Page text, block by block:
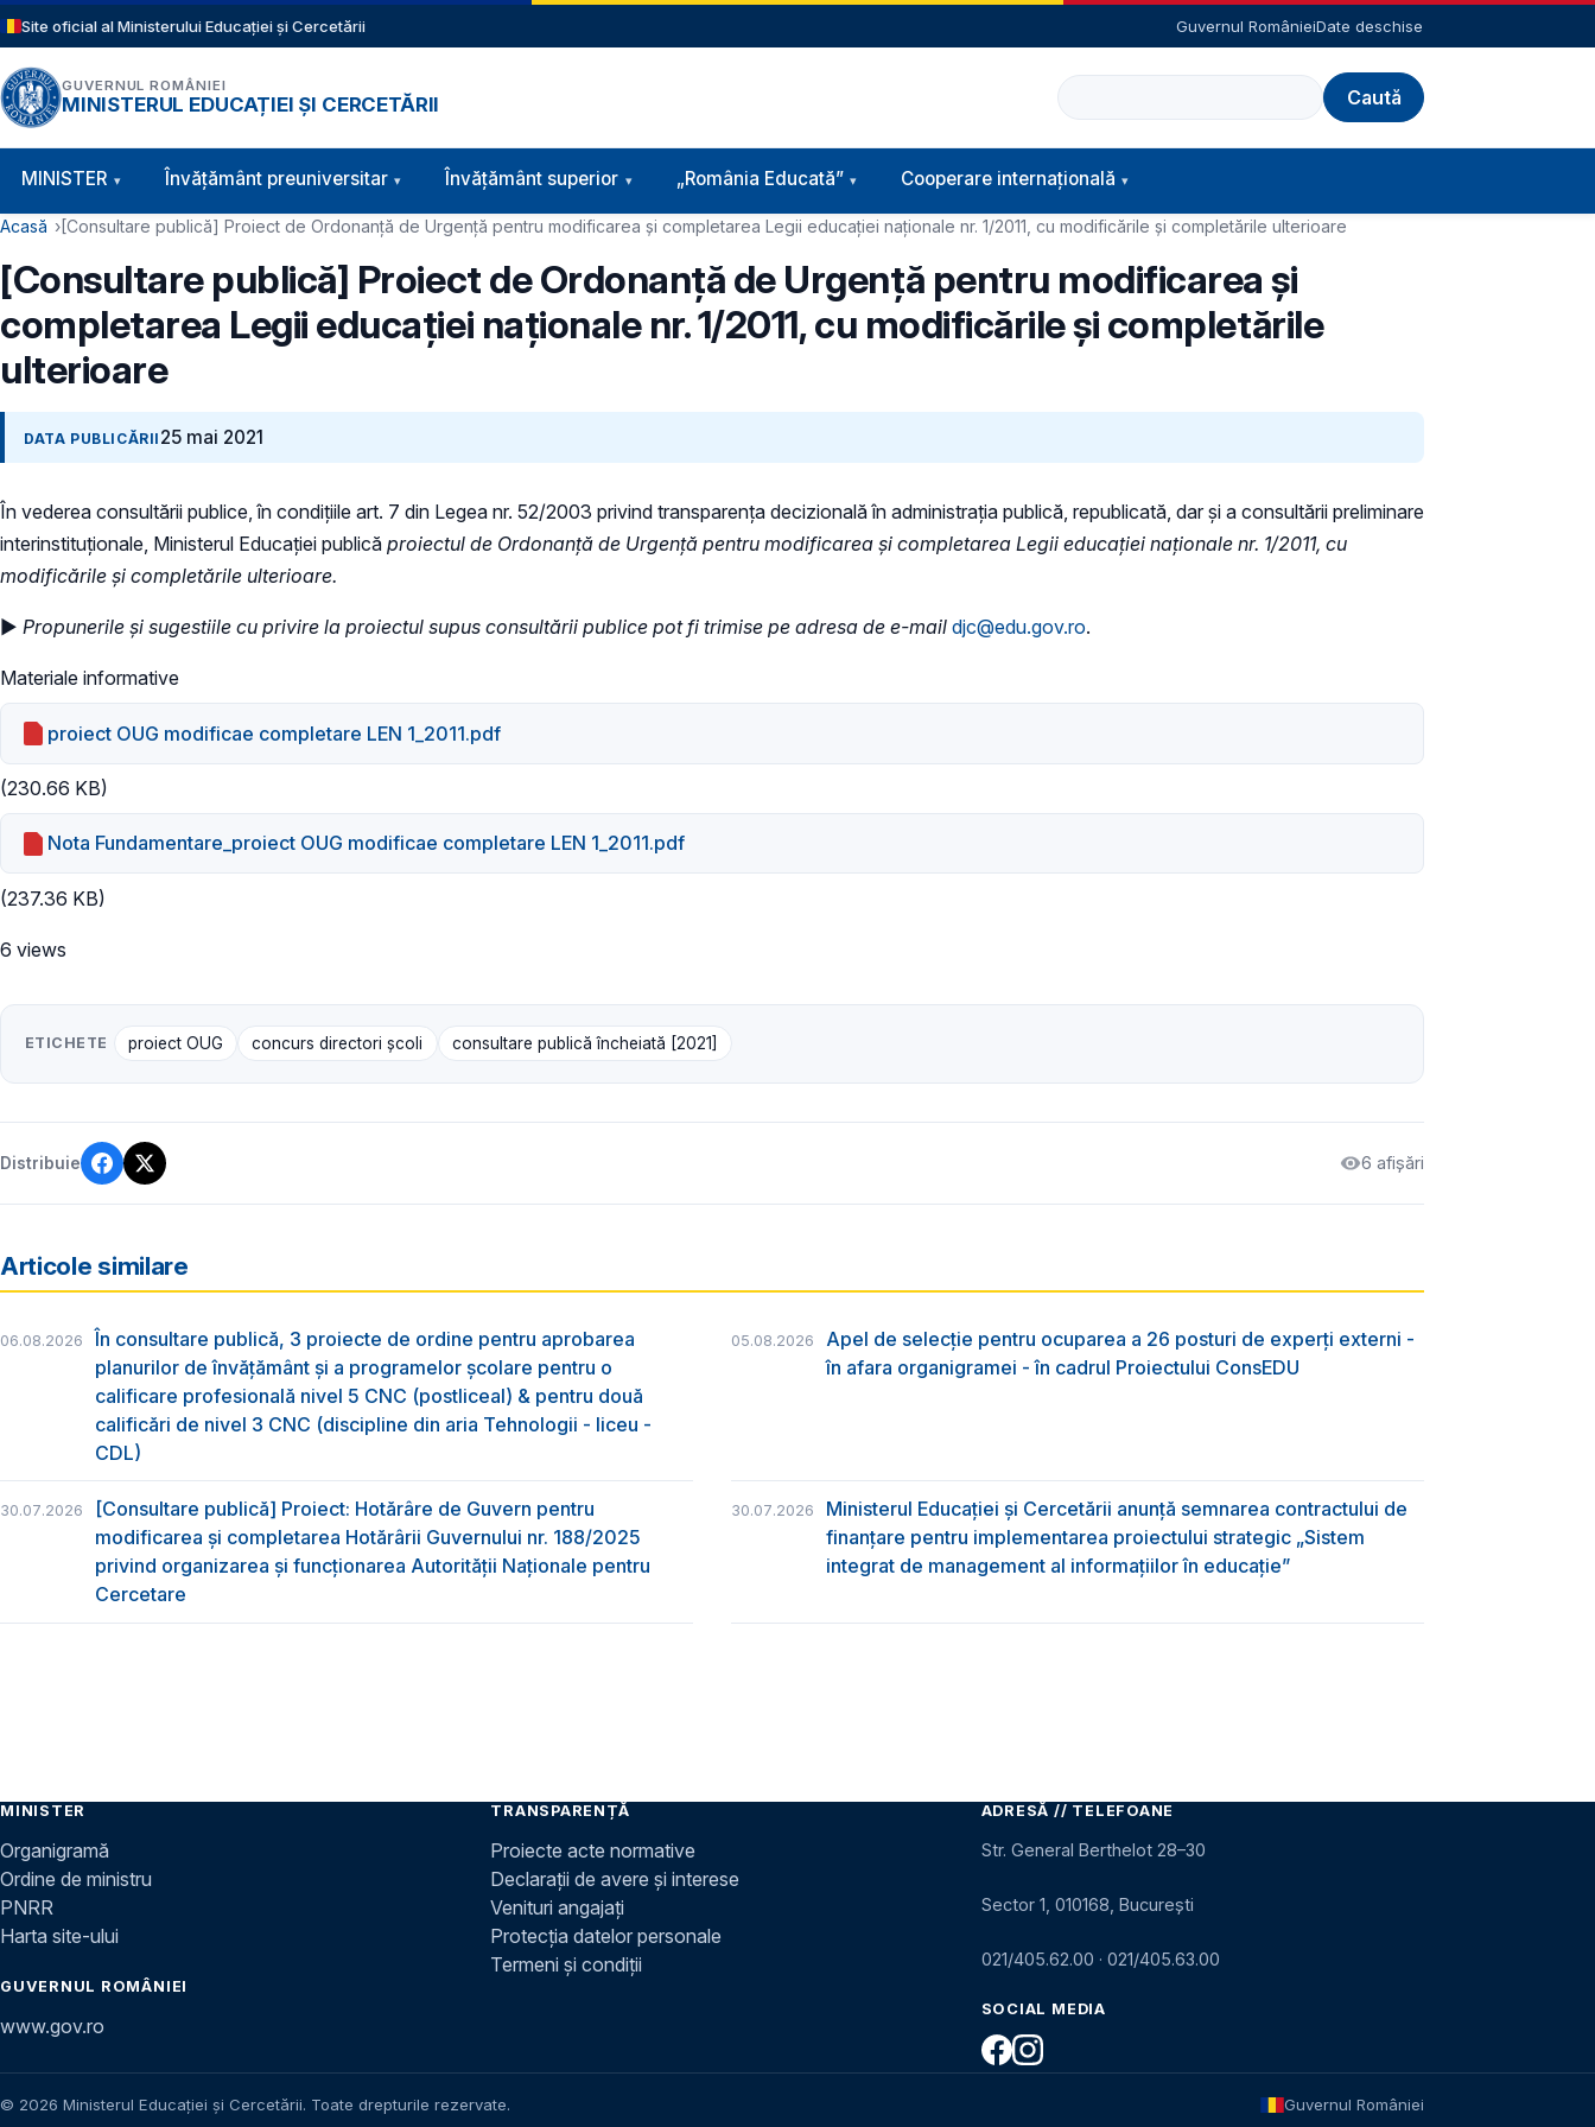
Sari la conținutul principal
Site oficial al Ministerului Educației și Cercetării Guvernul RomânieiDate deschise
GUVERNUL ROMÂNIEI
MINISTERUL EDUCAȚIEI ȘI CERCETĂRII
Caută
Navigație principală
MINISTER Învăţământ preuniversitar Învățământ superior „România Educată” Cooperare internațională
Cale de navigare
Acasă [Consultare publică] Proiect de Ordonanță de Urgență pentru modificarea și completarea Legii educației naționale nr. 1/2011, cu modificările și completările ulterioare
[Consultare publică] Proiect de Ordonanță de Urgență pentru modificarea și
completarea Legii educației naționale nr. 1/2011, cu modificările și completările
ulterioare
DATA PUBLICĂRII 25 mai 2021
În vederea consultării publice, în condiţiile art. 7 din Legea nr. 52/2003 privind transparenţa decizională în administraţia publică, republicată, dar și a consultării preliminare
interinstituționale, Ministerul Educaţiei publică proiectul de Ordonanță de Urgență pentru modificarea și completarea Legii educației naționale nr. 1/2011, cu
modificările și completările ulterioare.
► Propunerile și sugestiile cu privire la proiectul supus consultării publice pot fi trimise pe adresa de e-mail djc@edu.gov.ro.
Materiale informative
proiect OUG modificae completare LEN 1_2011.pdf
(230.66 KB)
Nota Fundamentare_proiect OUG modificae completare LEN 1_2011.pdf
(237.36 KB)
6 views
ETICHETE proiect OUG concurs directori şcoli consultare publică încheiată [2021]
Distribuie 6 afișări
Articole similare
06.08.2026
În consultare publică, 3 proiecte de ordine pentru aprobarea
planurilor de învățământ și a programelor școlare pentru o
calificare profesională nivel 5 CNC (postliceal) & pentru două
calificări de nivel 3 CNC (discipline din aria Tehnologii - liceu -
CDL)
05.08.2026
Apel de selecție pentru ocuparea a 26 posturi de experți externi -
în afara organigramei - în cadrul Proiectului ConsEDU
30.07.2026
[Consultare publică] Proiect: Hotărâre de Guvern pentru
modificarea și completarea Hotărârii Guvernului nr. 188/2025
privind organizarea şi funcţionarea Autorităţii Naţionale pentru
Cercetare
30.07.2026
Ministerul Educației și Cercetării anunță semnarea contractului de
finanțare pentru implementarea proiectului strategic „Sistem
integrat de management al informațiilor în educație”
MINISTER
Organigramă
Ordine de ministru
PNRR
Harta site-ului
GUVERNUL ROMÂNIEI
www.gov.ro
TRANSPARENȚĂ
Proiecte acte normative
Declarații de avere și interese
Venituri angajați
Protecția datelor personale
Termeni și condiții
ADRESĂ // TELEFOANE
Str. General Berthelot 28–30
Sector 1, 010168, București
021/405.62.00 · 021/405.63.00
SOCIAL MEDIA
© 2026 Ministerul Educației și Cercetării. Toate drepturile rezervate. Guvernul României